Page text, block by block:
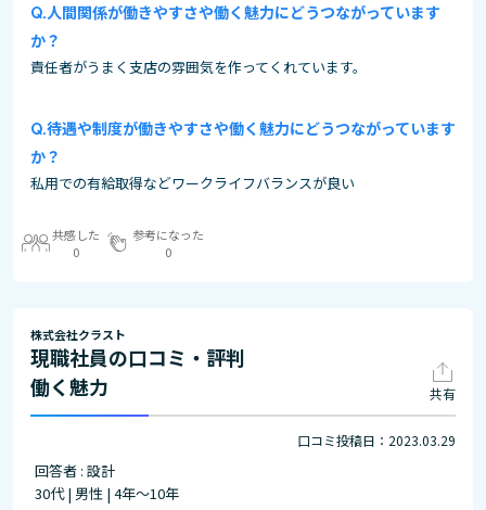
人間関係が働きやすさや働く魅力にどうつながっています
か？
責任者がうまく支店の雰囲気を作ってくれています。
待遇や制度が働きやすさや働く魅力にどうつながっています
か？
私用での有給取得などワークライフバランスが良い
共感した
0
参考になった
0
株式会社クラスト
現職社員の口コミ・評判
働く魅力
共有
口コミ投稿日：2023.03.29
回答者 : 設計
30代 | 男性 | 4年～10年